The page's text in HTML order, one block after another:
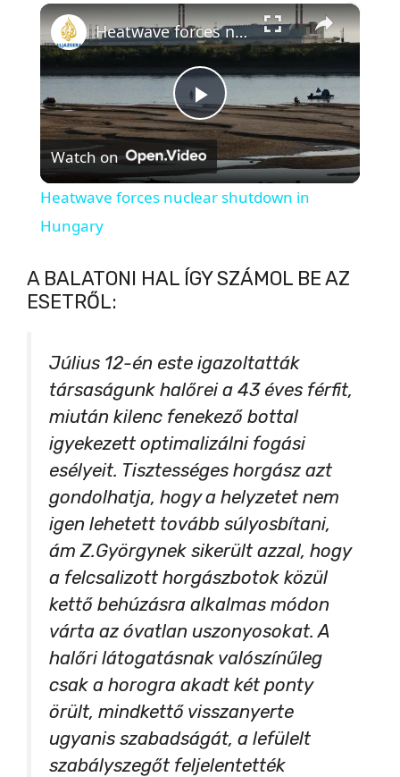
×
P
l
y
i
d
e
o
Heatwave forces nuclear shutdown in Hungary
Watch on
Heatwave forces nuclear shutdown in
Hungary
A BALATONI HAL ÍGY SZÁMOL BE AZ
ESETRŐL:
Július 12-én este igazoltatták
társaságunk halőrei a 43 éves férfit,
miután kilenc fenekező bottal
igyekezett optimalizálni fogási
esélyeit. Tisztességes horgász azt
gondolhatja, hogy a helyzetet nem
igen lehetett tovább súlyosbítani,
ám Z.Györgynek sikerült azzal, hogy
a felcsalizott horgászbotok közül
kettő behúzásra alkalmas módon
várta az óvatlan uszonyosokat. A
halőri látogatásnak valószínűleg
csak a horogra akadt két ponty
örült, mindkettő visszanyerte
ugyanis szabadságát, a lefülelt
szabályszegőt feljelentették